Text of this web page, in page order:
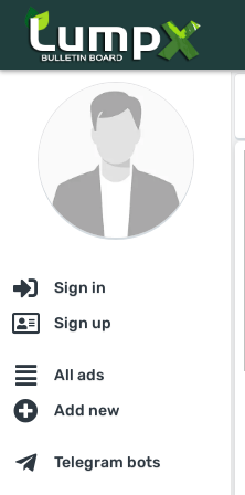
Sign in
Sign up
All ads
Add new
Telegram bots